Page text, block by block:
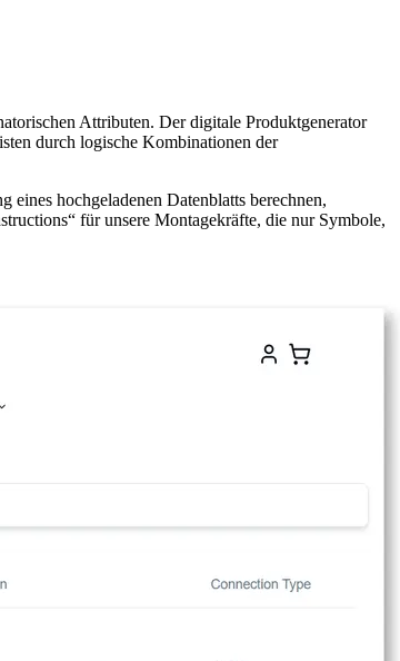
Attributen. Der digitale Produktgenerator
durch logische Kombinationen der
hochgeladenen Datenblatts berechnen,
für unsere Montagekräfte, die nur Symbole,